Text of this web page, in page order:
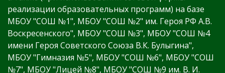
реализации образовательных программ) на базе
МБОУ "СОШ №1", МБОУ "СОШ №2" им. Героя РФ А.В.
Воскресенского", МБОУ "СОШ №3", МБОУ "СОШ №4
имени Героя Советского Союза В.К. Булыгина",
МБОУ "Гимназия №5", МБОУ "СОШ №6", МБОУ "СОШ
№7", МБОУ "Лицей №8", МБОУ "СОШ №9 им. В. И.